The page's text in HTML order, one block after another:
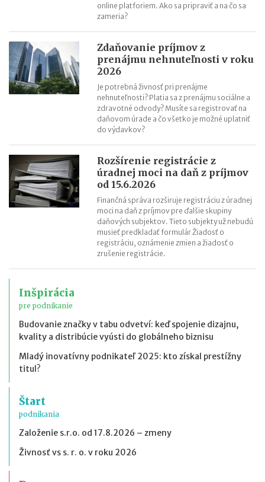
online platforiem. Ako sa pripraviť a na čo sa
zameria?
Zdaňovanie príjmov z
prenájmu nehnuteľnosti v roku
2026
Je potrebná živnosť pri prenájme
nehnuteľnosti? Platia sa z prenájmu sociálne a
zdravotné odvody? Musíte sa registrovať na
daňovom úrade a čo všetko je možné uplatniť
do výdavkov?
Rozšírenie registrácie z
úradnej moci na daň z príjmov
od 15.6.2026
Finančná správa rozširuje registráciu z úradnej
moci na daň z príjmov pre ďalšie skupiny
daňových subjektov. Tieto subjekty už nebudú
musieť predkladať formulár Žiadosť o
registráciu, oznámenie zmien a žiadosť o
zrušenie registrácie.
Inšpirácia
pre podnikanie
Budovanie značky v tabu odvetví: keď spojenie dizajnu,
kvality a distribúcie vyústi do globálneho biznisu
Mladý inovatívny podnikateľ 2025: kto získal prestížny
titul?
Štart
podnikania
Založenie s.r.o. od 17.8.2026 – zmeny
Živnosť vs s. r. o. v roku 2026